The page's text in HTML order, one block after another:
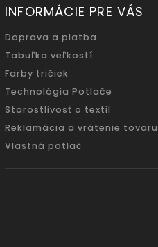
INFORMÁCIE PRE VÁS
Doprava a platba
Tabuľka veľkostí
Farby tričiek
Technológia Potlače
Starostlivosť o textil
Reklamácia a vrátenie tovaru
Vlastná potlač